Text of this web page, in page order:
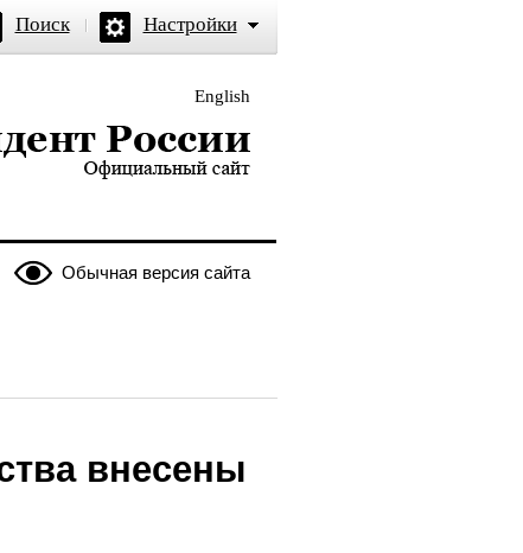
Поиск Настройки
English
— официальный сайт
Обычная версия сайта
внесены